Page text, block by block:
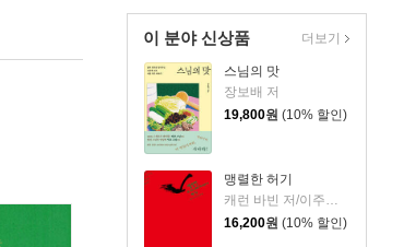
이 분야 신상품
스님의 맛
장보배 저
19,800원 (10% 할인)
맹렬한 허기
캐런 바빈 저/이주혜 역
16,200원 (10% 할인)
더보기